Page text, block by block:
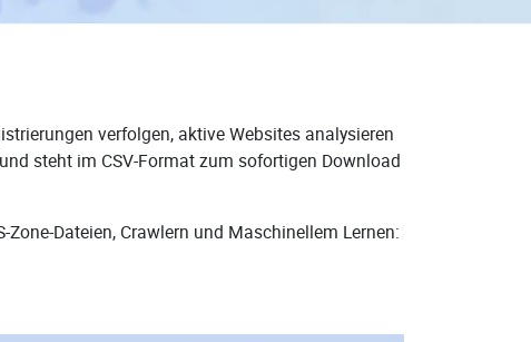
verfolgen, aktive Websites analysieren
steht im CSV-Format zum sofortigen Download
Dateien, Crawlern und Maschinellem Lernen: